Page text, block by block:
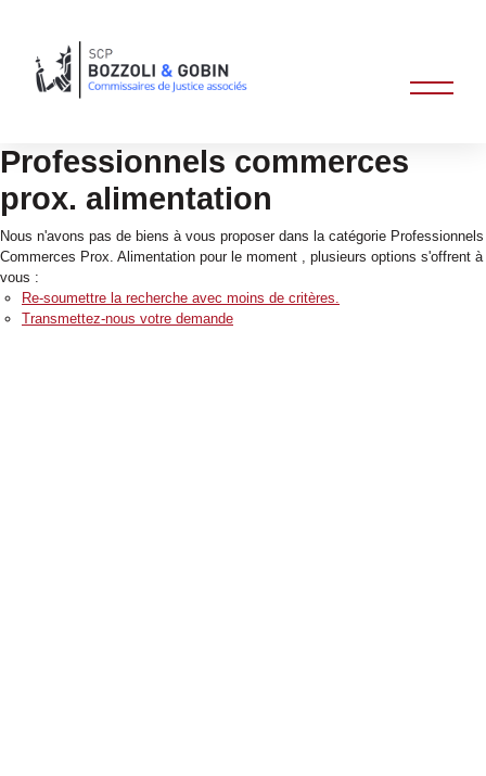
Professionnels commerces
prox. alimentation
Nous n'avons pas de biens à vous proposer dans la catégorie Professionnels
Commerces Prox. Alimentation pour le moment , plusieurs options s'offrent à
vous :
Re-soumettre la recherche avec moins de critères.
Transmettez-nous votre demande